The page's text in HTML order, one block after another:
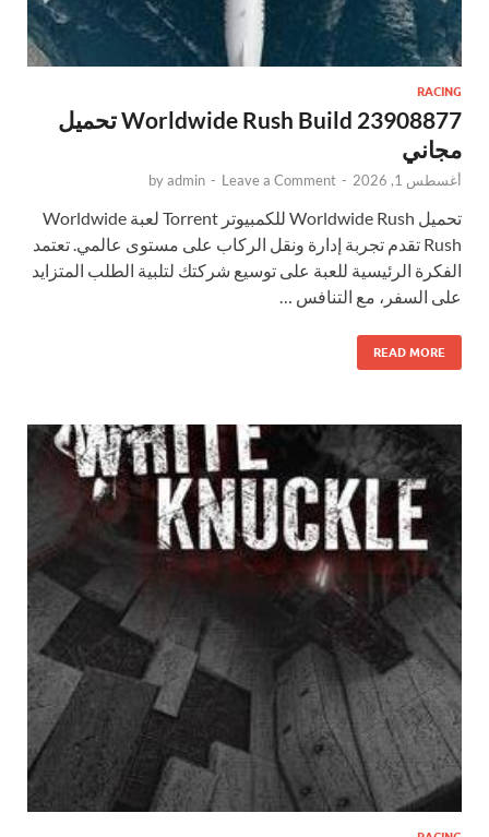
RACING
Worldwide Rush Build 23908877 تحميل
مجاني
أغسطس 1, 2026 -
byadmin - Leave a Comment
تحميل Worldwide Rush للكمبيوتر Torrent لعبة Worldwide
Rush تقدم تجربة إدارة ونقل الركاب على مستوى عالمي. تعتمد
الفكرة الرئيسية للعبة على توسيع شركتك لتلبية الطلب المتزايد
على السفر، مع التنافس …
READ MORE